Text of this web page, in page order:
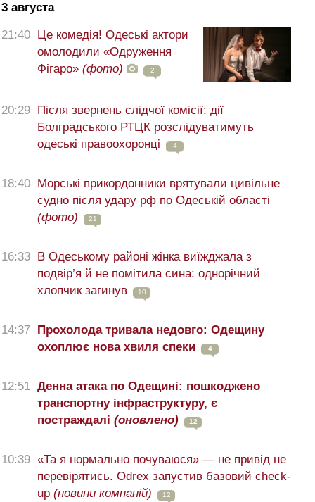
3 августа
21:40
Це комедія! Одеські актори
омолодили «Одруження
Фігаро» (фото) 2
20:29
Після звернень слідчої комісії: дії
Болградського РТЦК розслідуватимуть
одеські правоохоронці
4
18:40
Морські прикордонники врятували цивільне
судно після удару рф по Одеській області
(фото)
21
16:33
В Одеському районі жінка виїжджала з
подвір’я й не помітила сина: однорічний
хлопчик загинув
10
14:37
Прохолода тривала недовго: Одещину
охоплює нова хвиля спеки
4
12:51 Денна атака по Одещині: пошкоджено
транспортну інфраструктуру, є
постраждалі (оновлено) 12
10:39 «Та я нормально почуваюся» — не привід не
перевірятись. Odrex запустив базовий check-
up (новини компаній) 12